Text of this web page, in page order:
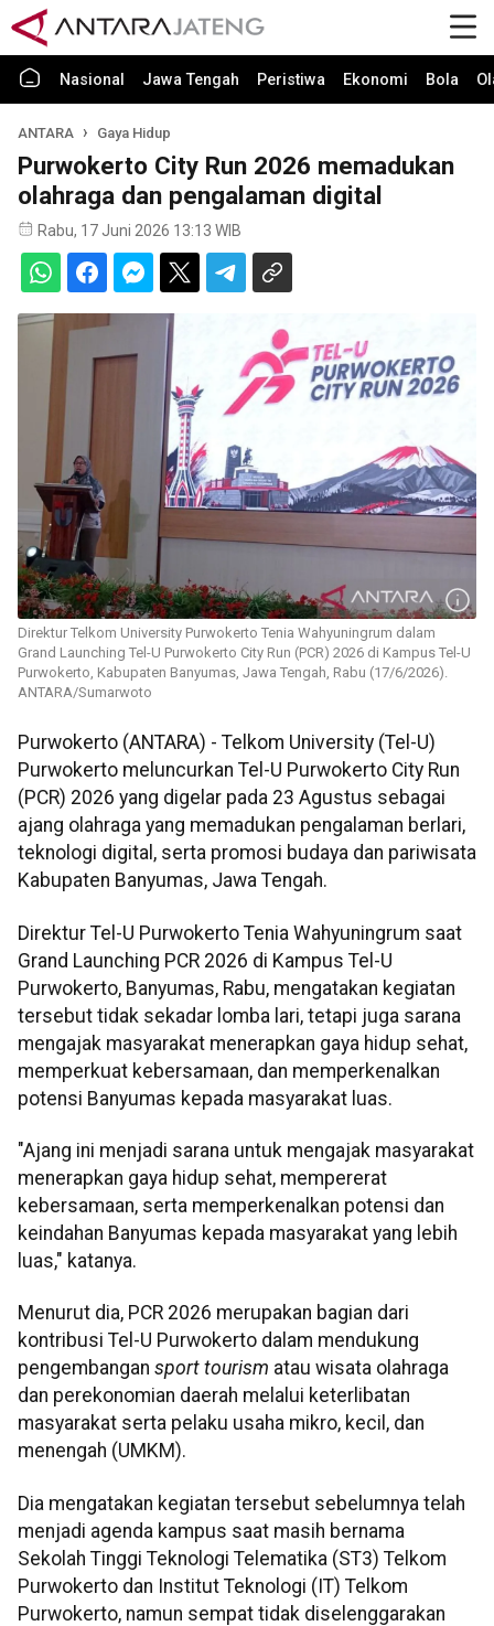
Nasional Jawa Tengah Peristiwa Ekonomi Bola
ANTARA Gaya Hidup
Purwokerto City Run 2026 memadukan
olahraga dan pengalaman digital
Rabu, 17 Juni 2026 13:13 WIB
Direktur Telkom University Purwokerto Tenia Wahyuningrum dalam
Grand Launching Tel-U Purwokerto City Run (PCR) 2026 di Kampus Tel-U
Purwokerto, Kabupaten Banyumas, Jawa Tengah, Rabu (17/6/2026).
ANTARA/Sumarwoto
Purwokerto (ANTARA) - Telkom University (Tel-U)
Purwokerto meluncurkan Tel-U Purwokerto City Run
(PCR) 2026 yang digelar pada 23 Agustus sebagai
ajang olahraga yang memadukan pengalaman berlari,
teknologi digital, serta promosi budaya dan pariwisata
Kabupaten Banyumas, Jawa Tengah.
Direktur Tel-U Purwokerto Tenia Wahyuningrum saat
Grand Launching PCR 2026 di Kampus Tel-U
Purwokerto, Banyumas, Rabu, mengatakan kegiatan
tersebut tidak sekadar lomba lari, tetapi juga sarana
mengajak masyarakat menerapkan gaya hidup sehat,
memperkuat kebersamaan, dan memperkenalkan
potensi Banyumas kepada masyarakat luas.
"Ajang ini menjadi sarana untuk mengajak masyarakat
menerapkan gaya hidup sehat, mempererat
kebersamaan, serta memperkenalkan potensi dan
keindahan Banyumas kepada masyarakat yang lebih
luas," katanya.
Menurut dia, PCR 2026 merupakan bagian dari
kontribusi Tel-U Purwokerto dalam mendukung
pengembangan sport tourism atau wisata olahraga
dan perekonomian daerah melalui keterlibatan
masyarakat serta pelaku usaha mikro, kecil, dan
menengah (UMKM).
Dia mengatakan kegiatan tersebut sebelumnya telah
menjadi agenda kampus saat masih bernama
Sekolah Tinggi Teknologi Telematika (ST3) Telkom
Purwokerto dan Institut Teknologi (IT) Telkom
Purwokerto, namun sempat tidak diselenggarakan